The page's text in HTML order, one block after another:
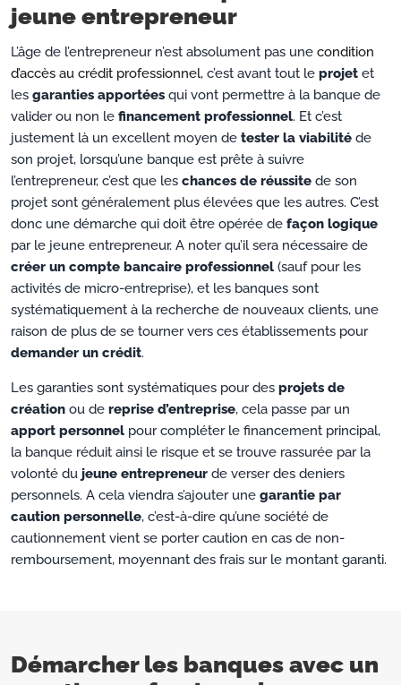
jeune entrepreneur
L’âge de l’entrepreneur n’est absolument pas une condition
d’accès au crédit professionnel, c’est avant tout le projet et
les garanties apportées qui vont permettre à la banque de
valider ou non le financement professionnel. Et c’est
justement là un excellent moyen de tester la viabilité de
son projet, lorsqu’une banque est prête à suivre
l’entrepreneur, c’est que les chances de réussite de son
projet sont généralement plus élevées que les autres. C’est
donc une démarche qui doit être opérée de façon logique
par le jeune entrepreneur. A noter qu’il sera nécessaire de
créer un compte bancaire professionnel (sauf pour les
activités de micro-entreprise), et les banques sont
systématiquement à la recherche de nouveaux clients, une
raison de plus de se tourner vers ces établissements pour
demander un crédit.
Les garanties sont systématiques pour des projets de
création ou de reprise d’entreprise, cela passe par un
apport personnel pour compléter le financement principal,
la banque réduit ainsi le risque et se trouve rassurée par la
volonté du jeune entrepreneur de verser des deniers
personnels. A cela viendra s’ajouter une garantie par
caution personnelle, c’est-à-dire qu’une société de
cautionnement vient se porter caution en cas de non-
remboursement, moyennant des frais sur le montant garanti.
Démarcher les banques avec un